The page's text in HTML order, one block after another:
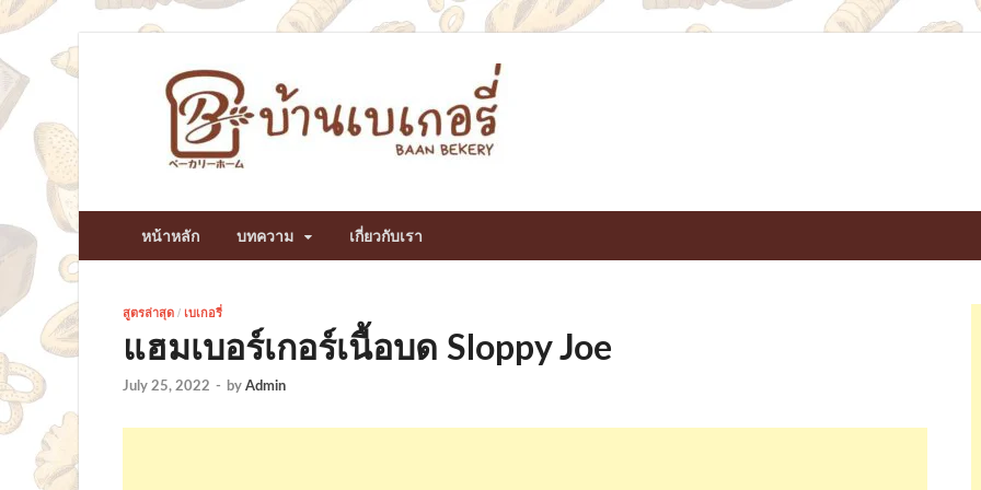
หน้าหลัก บทความ เกี่ยวกับเรา
สูตรล่าสุด / เบเกอรี่
แฮมเบอร์เกอร์เนื้อบด Sloppy Joe
July 25, 2022 - by Admin